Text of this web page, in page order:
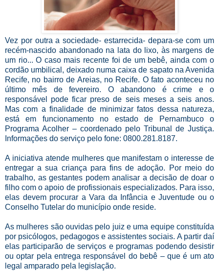
Vez por outra a sociedade- estarrecida- depara-se com um
recém-nascido abandonado na lata do lixo, às margens de
um rio... O caso mais recente foi de um bebê, ainda com o
cordão umbilical, deixado numa caixa de sapato na Avenida
Recife, no bairro de Areias, no Recife. O fato aconteceu no
último mês de fevereiro. O abandono é crime e o
responsável pode ficar preso de seis meses a seis anos.
Mas com a finalidade de minimizar fatos dessa natureza,
está em funcionamento no estado de Pernambuco o
Programa Acolher – coordenado pelo Tribunal de Justiça.
Informações do serviço pelo fone: 0800.281.8187.
A iniciativa atende mulheres que manifestam o interesse de
entregar a sua criança para fins de adoção. Por meio do
trabalho, as gestantes podem analisar a decisão de doar o
filho com o apoio de profissionais especializados. Para isso,
elas devem procurar a Vara da Infância e Juventude ou o
Conselho Tutelar do município onde reside.
As mulheres são ouvidas pelo juiz e uma equipe constituída
por psicólogos, pedagogos e assistentes sociais. A partir daí
elas participarão de serviços e programas podendo desistir
ou optar pela entrega responsável do bebê – que é um ato
legal amparado pela legislação.